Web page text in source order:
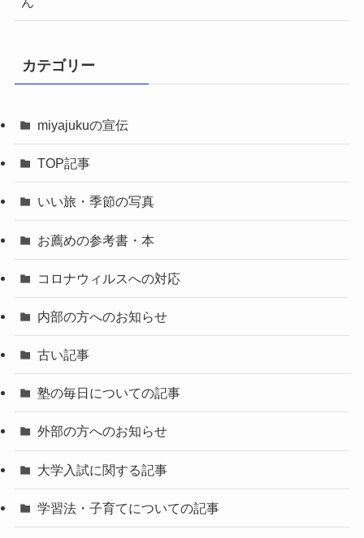
カテゴリー
miyajukuの宣伝
TOP記事
いい旅・季節の写真
お薦めの参考書・本
コロナウィルスへの対応
内部の方へのお知らせ
古い記事
塾の毎日についての記事
外部の方へのお知らせ
大学入試に関する記事
学習法・子育てについての記事